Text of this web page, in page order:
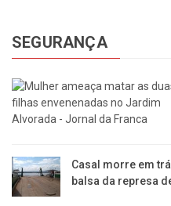
SEGURANÇA
Casal morre em
balsa da represa